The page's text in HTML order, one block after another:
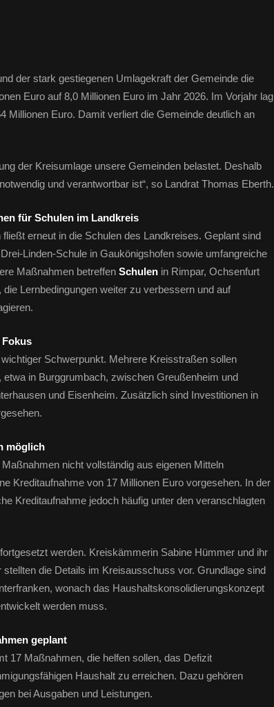
der stark gestiegenen Umlagekraft der Gemeinde die
Euro auf 8,0 Millionen Euro im Jahr 2026. Im Vorjahr lag
Millionen Euro. Damit verliert die Gemeinde deutlich an
der Kreisumlage unsere Gemeinden belastet. Deshalb
und verantwortbar ist“, so Landrat Thomas Eberth.
für Schulen im Landkreis
erneut in die Schulen des Landkreises. Geplant sind
Linden-Schule in Gaukönigshofen sowie umfangreiche
Maßnahmen betreffen Schulen in Rimpar, Ochsenfurt
die Lernbedingungen weiter zu verbessern und auf
Fokus
Schwerpunkt. Mehrere Kreisstraßen sollen
etwa in Burggrumbach, zwischen Greußenheim und
und Eisenheim. Zusätzlich sind Investitionen in
möglich
nicht vollständig aus eigenen Mitteln
Kreditaufnahme von 17 Millionen Euro vorgesehen. In der
Kreditaufnahme jedoch häufig unter den veranschlagten
werden. Kreiskämmerin Sabine Hümmer und ihr
die Details im Kreisausschuss vor. Grundlage sind
wonach das Haushaltskonsolidierungskonzept
werden muss.
geplant
17 Maßnahmen, die helfen sollen, das Defizit
Haushalt zu erreichen. Dazu gehören
bei Ausgaben und Leistungen.